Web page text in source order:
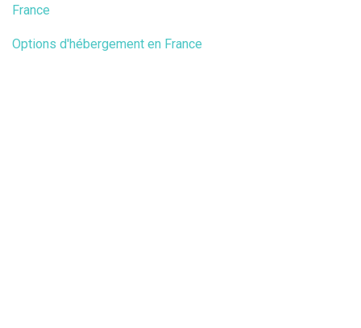
France
Options d'hébergement en France